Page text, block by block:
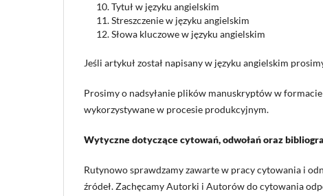
Tytuł w języku angielskim
Streszczenie w języku angielskim
Słowa kluczowe w języku angielskim
Jeśli artykuł został napisany w języku angielskim
Prosimy o nadsyłanie plików manuskryptów w
wykorzystywane w procesie produkcyjnym.
Wytyczne dotyczące cytowań, odwołań oraz
Rutynowo sprawdzamy zawarte w pracy cytowania i
źródeł. Zachęcamy Autorki i Autorów do cytowania